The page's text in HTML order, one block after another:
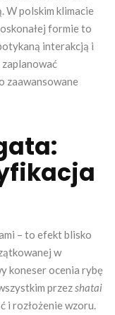
W polskim klimacie
formie to
interakcją i
zaawansowane
– to efekt blisko
w
koneser ocenia rybę
przezshatai
i rozłożenie wzoru.